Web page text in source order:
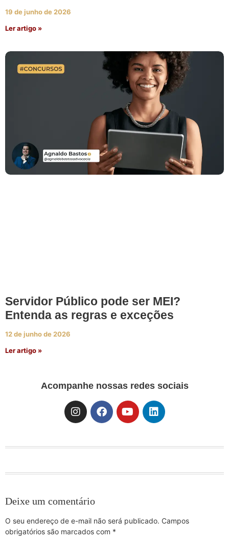
19 de junho de 2026
Ler artigo »
Servidor Público pode ser MEI?
Entenda as regras e exceções
12 de junho de 2026
Ler artigo »
Acompanhe nossas redes sociais
Deixe um comentário
O seu endereço de e-mail não será publicado. Campos
obrigatórios são marcados com *